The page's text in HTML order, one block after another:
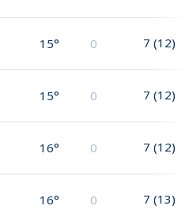
15° 0 7 (12)
15° 0 7 (12)
16° 0 7 (12)
16° 0 7 (13)